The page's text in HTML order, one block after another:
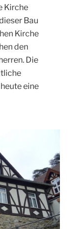
Kirche
Bau
Kirche
den
Die
eine